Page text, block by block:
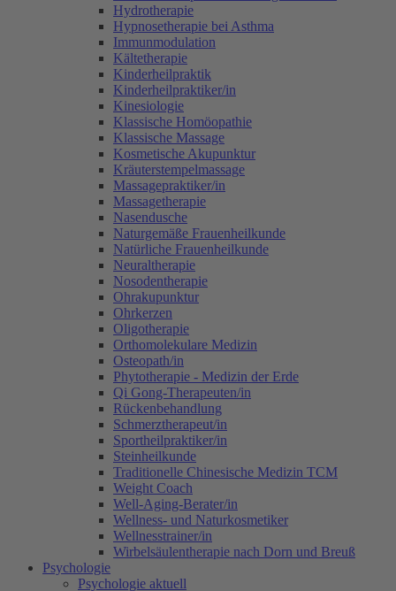
Hydrotherapie
Hypnosetherapie bei Asthma
Immunmodulation
Kältetherapie
Kinderheilpraktik
Kinderheilpraktiker/in
Kinesiologie
Klassische Homöopathie
Klassische Massage
Kosmetische Akupunktur
Kräuterstempelmassage
Massagepraktiker/in
Massagetherapie
Nasendusche
Naturgemäße Frauenheilkunde
Natürliche Frauenheilkunde
Neuraltherapie
Nosodentherapie
Ohrakupunktur
Ohrkerzen
Oligotherapie
Orthomolekulare Medizin
Osteopath/in
Phytotherapie - Medizin der Erde
Qi Gong-Therapeuten/in
Rückenbehandlung
Schmerztherapeut/in
Sportheilpraktiker/in
Steinheilkunde
Traditionelle Chinesische Medizin TCM
Weight Coach
Well-Aging-Berater/in
Wellness- und Naturkosmetiker
Wellnesstrainer/in
Wirbelsäulentherapie nach Dorn und Breuß
Psychologie
Psychologie aktuell